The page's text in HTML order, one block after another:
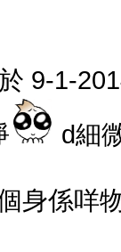
9-1-
d細
身係咩